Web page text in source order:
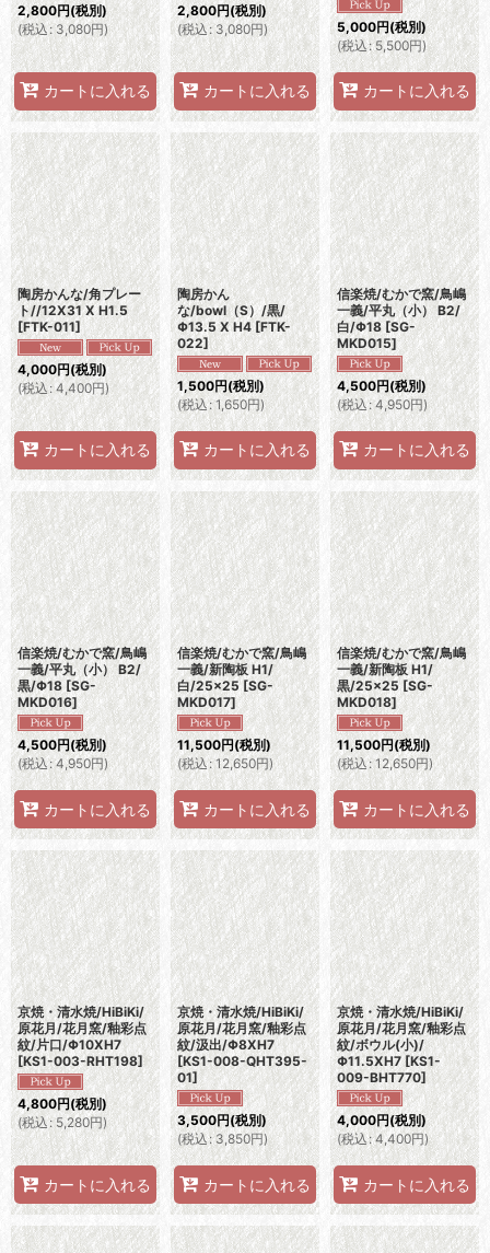
2,800円(税別)
(税込: 3,080円)
カートに入れる
2,800円(税別)
(税込: 3,080円)
カートに入れる
5,000円(税別)
(税込: 5,500円)
カートに入れる
陶房かんな/角プレー
ト//12X31 X H1.5
[FTK-011]
4,000円(税別)
(税込 : 4,400円)
カートに入れる
陶房かん
な/bowl（S）/黒/
Φ13.5 X H4 [FTK-
022]
1,500円(税別)
(税込: 1,650円)
カートに入れる
信楽焼/むかで窯/鳥嶋
一義/平丸（小） B2/
白/Φ18 [SG-
MKD015]
4,500円(税別)
(税込: 4,950円)
カートに入れる
信楽焼/むかで窯/鳥嶋
一義/平丸（小） B2/
黒/Φ18 [SG-
MKD016]
4,500円(税別)
(税込: 4,950円)
カートに入れる
信楽焼/むかで窯/鳥嶋
一義/新陶板 H1/
白/25×25 [SG-
MKD017]
11,500円(税別)
(税込: 12,650円)
カートに入れる
信楽焼/むかで窯/鳥嶋
一義/新陶板 H1/
黒/25×25 [SG-
MKD018]
11,500円(税別)
(税込: 12,650円)
カートに入れる
京焼・清水焼/HiBiKi/
原花月/花月窯/釉彩点
紋/片口/Φ10XH7
[KS1-003-RHT198]
4,800円(税別)
(税込: 5,280円)
カートに入れる
京焼・清水焼/HiBiKi/
原花月/花月窯/釉彩点
紋/汲出/Φ8XH7
[KS1-008-QHT395-
01]
3,500円(税別)
(税込: 3,850円)
カートに入れる
京焼・清水焼/HiBiKi/
原花月/花月窯/釉彩点
紋/ボウル(小)/
Φ11.5XH7 [KS1-
009-BHT770]
4,000円(税別)
(税込: 4,400円)
カートに入れる